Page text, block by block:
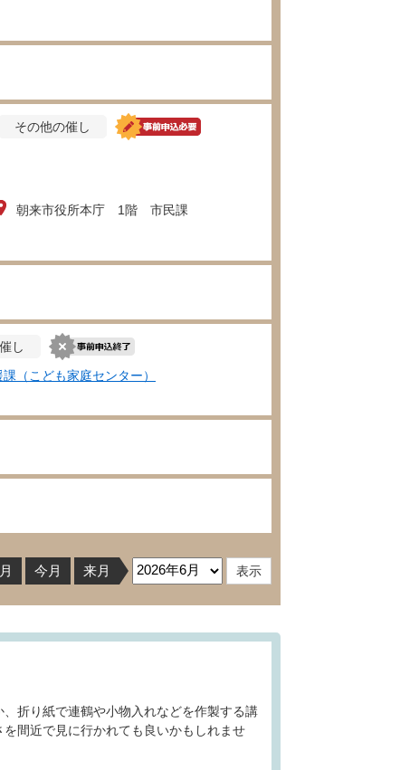
その他の催し
朝来市役所本庁 1階 市民課
し
（こども家庭センター）
今月 来月
折り紙で連鶴や小物入れなどを作製する講
間近で見に行かれても良いかもしれませ